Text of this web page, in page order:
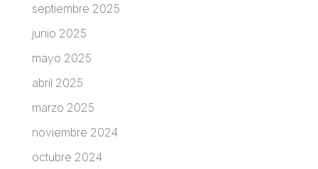
septiembre 2025
junio 2025
mayo 2025
abril 2025
marzo 2025
noviembre 2024
octubre 2024